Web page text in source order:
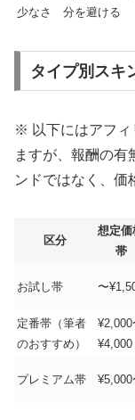
少なさ
分を避ける
タイプ別スキ
※ 以下にはアフィ
ますが、報酬の有
ンドではなく、価
区分
想定価
帯
お試し帯 〜
定番帯（筆者
のおすすめ）
¥2,000
¥4,000
プレミアム帯 ¥5,000